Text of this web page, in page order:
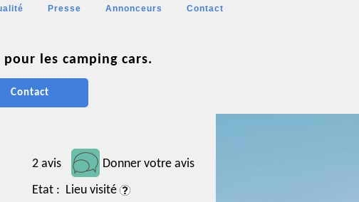
Presse Annonceurs Contact
les camping cars.
Contact
2 avis
Donner votre avis
Etat : Lieu visité